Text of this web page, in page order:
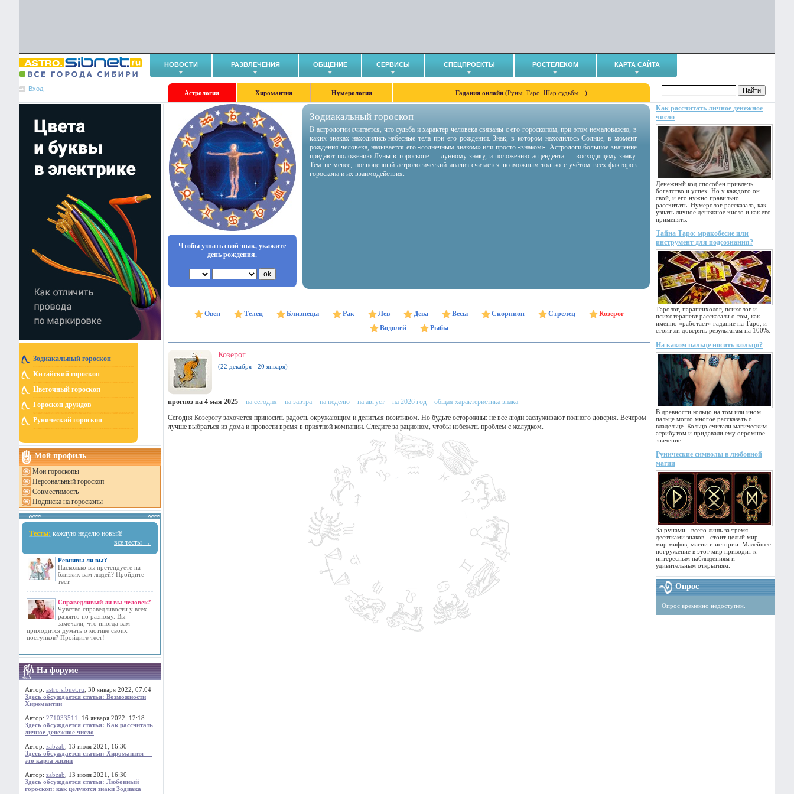
НОВОСТИ РАЗВЛЕЧЕНИЯ ОБЩЕНИЕ СЕРВИСЫ СПЕЦПРОЕКТЫ РОСТЕЛЕКОМ КАРТА САЙТА
Вход
Астрология Хиромантия Нумерология Гадания онлайн (Руны, Таро, Шар судьбы…)
Зодиакальный гороскоп
Китайский гороскоп
Цветочный гороскоп
Гороскоп друидов
Рунический гороскоп
Мой профиль
Мои гороскопы
Персональный гороскоп
Совместимость
Подписка на гороскопы
Тесты: каждую неделю новый!
все тесты →
Ревнивы ли вы?
Насколько вы претендуете на
близких вам людей? Пройдите
тест.
Справедливый ли вы человек?
Чувство справедливости у всех
развито по разному. Вы
замечали, что иногда вам
приходится думать о мотиве своих
поступков? Пройдите тест!
На форуме
Автор: astro.sibnet.ru , 30 января 2022, 07:04
Здесь обсуждается статья: Возможности
Хиромантии
Автор: 271033511
, 16 января 2022, 12:18
Здесь обсуждается статья: Как рассчитать
личное денежное число
Автор: zabzab , 13 июля 2021, 16:30
Здесь обсуждается статья: Хиромантия —
это карта жизни
Автор: zabzab , 13 июля 2021, 16:30
Здесь обсуждается статья: Любовный
гороскоп: как целуются знаки Зодиака
Как рассчитать личное денежное
число
Денежный код способен привлечь
богатство и успех. Но у каждого он
свой, и его нужно правильно
рассчитать. Нумеролог рассказала, как
узнать личное денежное число и как его
применять.
Тайна Таро: мракобесие или
инструмент для подсознания?
Таролог, парапсихолог, психолог и
психотерапевт рассказали о том, как
именно «работает» гадание на Таро, и
стоит ли доверять результатам на 100%.
На каком пальце носить кольцо?
В древности кольцо на том или ином
пальце могло многое рассказать о
владельце. Кольцо считали магическим
атрибутом и придавали ему огромное
значение.
Рунические символы в любовной
магии
За рунами - всего лишь за тремя
десятками знаков - стоит целый мир -
мир мифов, магии и истории. Малейшее
погружение в этот мир приводит к
интересным наблюдениям и
удивительным открытиям.
Опрос
Опрос временно недоступен.
Чтобы узнать свой знак, укажите
день рождения.
Зодиакальный гороскоп
В астрологии считается, что судьба и характер человека связаны с его гороскопом, при этом немаловажно, в
каких знаках находились небесные тела при его рождении. Знак, в котором находилось Солнце, в момент
рождения человека, называется его «солнечным знаком» или просто «знаком». Астрологи большое значение
придают положению Луны в гороскопе — лунному знаку, и положению асцендента — восходящему знаку.
Тем не менее, полноценный астрологический анализ считается возможным только с учётом всех факторов
гороскопа и их взаимодействия.
Овен Телец Близнецы Рак Лев Дева Весы Скорпион Стрелец
Козерог
Водолей
Рыбы
Козерог
(22 декабря - 20 января)
прогноз на 4 мая 2025 на сегодня на завтра на неделю на август на 2026 год
общая характеристика знака
Сегодня Козерогу захочется приносить радость окружающим и делиться позитивом. Но будьте осторожны: не все люди заслуживают полного доверия. Вечером
лучше выбраться из дома и провести время в приятной компании. Следите за рационом, чтобы избежать проблем с желудком.